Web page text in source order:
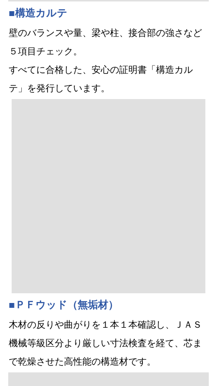
５項目チェック。
すべてに合格した、安心の証明書「構造カル
テ」を発行しています。
機械等級区分より厳しい寸法検査を経て、芯ま
で乾燥させた高性能の構造材です。